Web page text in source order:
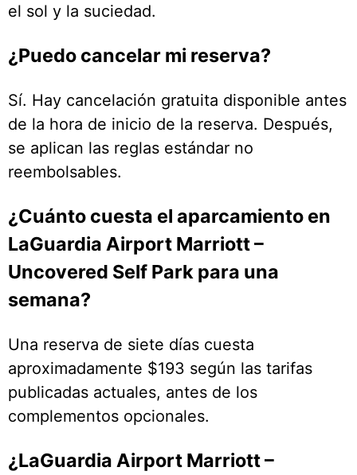
el sol y la suciedad.
¿Puedo cancelar mi reserva?
Sí. Hay cancelación gratuita disponible antes
de la hora de inicio de la reserva. Después,
se aplican las reglas estándar no
reembolsables.
¿Cuánto cuesta el aparcamiento en
LaGuardia Airport Marriott –
Uncovered Self Park para una
semana?
Una reserva de siete días cuesta
aproximadamente $193 según las tarifas
publicadas actuales, antes de los
complementos opcionales.
¿LaGuardia Airport Marriott –